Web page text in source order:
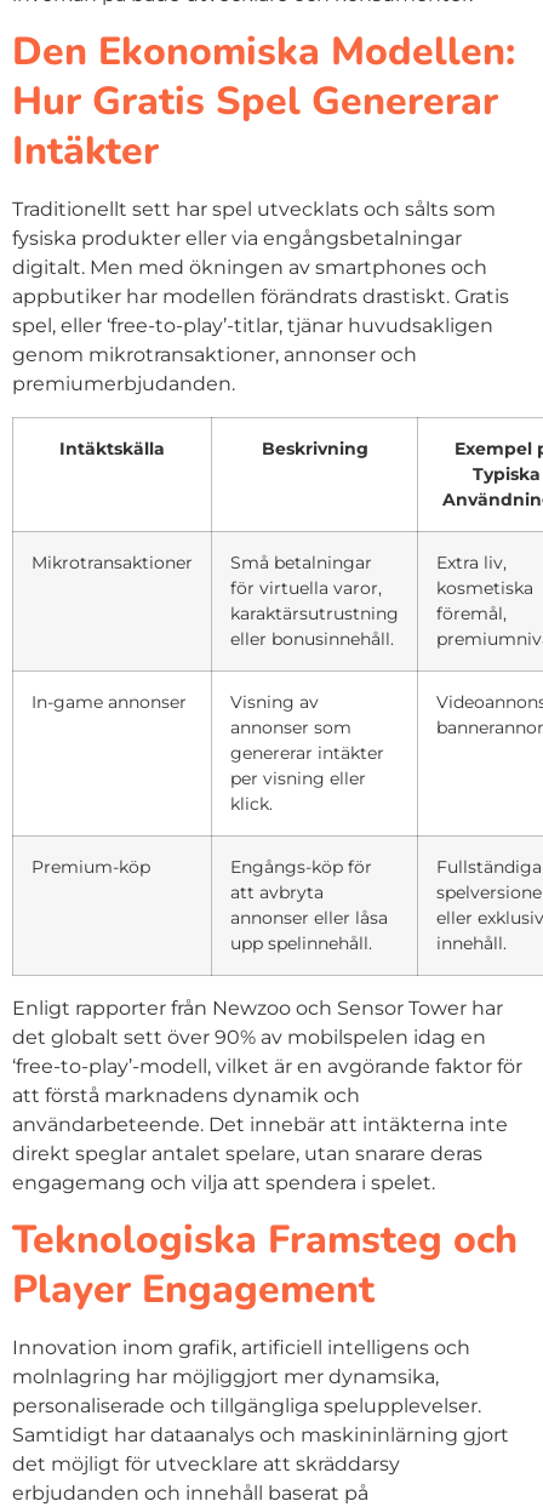
Den Ekonomiska Modellen:
Hur Gratis Spel Genererar
Intäkter
Traditionellt sett har spel utvecklats och sålts som
fysiska produkter eller via engångsbetalningar
digitalt. Men med ökningen av smartphones och
appbutiker har modellen förändrats drastiskt. Gratis
spel, eller ‘free-to-play’-titlar, tjänar huvudsakligen
genom mikrotransaktioner, annonser och
premiumerbjudanden.
Intäktskälla Beskrivning
Exempel
Typiska
Mikrotransaktioner
Små betalningar
för virtuella varor,
karaktärsutrustning
eller bonusinnehåll.
Extra liv,
kosmetiska
föremål,
In-game annonser
Visning av
annonser som
genererar intäkter
per visning eller
klick.
Premium-köp
Engångs-köp för
att avbryta
annonser eller låsa
upp spelinnehåll.
Fullständiga
eller
innehåll.
Enligt rapporter från Newzoo och Sensor Tower har
det globalt sett över 90% av mobilspelen idag en
‘free-to-play’-modell, vilket är en avgörande faktor för
att förstå marknadens dynamik och
användarbeteende. Det innebär att intäkterna inte
direkt speglar antalet spelare, utan snarare deras
engagemang och vilja att spendera i spelet.
Teknologiska Framsteg och
Player Engagement
Innovation inom grafik, artificiell intelligens och
molnlagring har möjliggjort mer dynamsika,
personaliserade och tillgängliga spelupplevelser.
Samtidigt har dataanalys och maskininlärning gjort
det möjligt för utvecklare att skräddarsy
erbjudanden och innehåll baserat på